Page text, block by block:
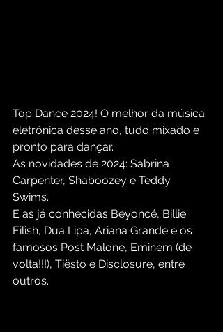
Top Dance 2024! O melhor da música
eletrônica desse ano, tudo mixado e
pronto para dançar.
As novidades de 2024: Sabrina
Carpenter, Shaboozey e Teddy
Swims.
E as já conhecidas Beyoncé, Billie
Eilish, Dua Lipa, Ariana Grande e os
famosos Post Malone, Eminem (de
volta!!!), Tiësto e Disclosure, entre
outros.